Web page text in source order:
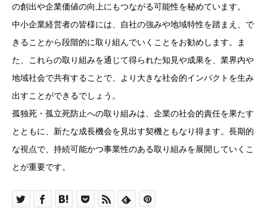
の創出や企業価値の向上にもつながる可能性を秘めています。
中小企業経営者の皆様には、自社の強みや地域特性を踏まえ、で
きることから段階的に取り組んでいくことをお勧めします。ま
た、これらの取り組みを通じて得られた知見や成果を、業界内や
地域社会で共有することで、より大きな社会的インパクトを生み
出すことができるでしょう。
孤独死・孤立死防止への取り組みは、企業の社会的責任を果たす
とともに、新たな成長機会を見出す契機ともなり得ます。長期的
な視点で、持続可能かつ事業性のある取り組みを展開していくこ
とが重要です。